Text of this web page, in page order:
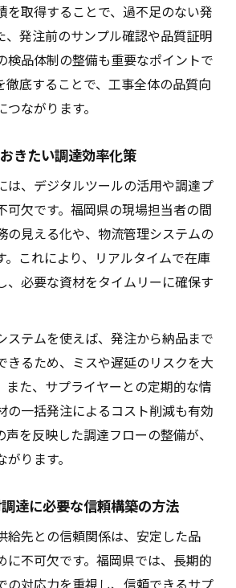
材調達課題の見極め方
の声を活かす調達改善への工夫
工事資材調達の課題別解決ポイン
ケーション強化で乗り越える調達
を取得することで、過不足のない発
、発注前のサンプル確認や品質証明
検品体制の整備も重要なポイントで
徹底することで、工事全体の品質向
ながります。
きたい調達効率化策
は、デジタルツールの活用や調達プ
可欠です。福岡県の現場担当者の間
の見える化や、物流管理システムの
。これにより、リアルタイムで在庫
、必要な資材をタイムリーに確保す
ステムを使えば、発注から納品まで
きるため、ミスや遅延のリスクを大
また、サプライヤーとの定期的な情
の一括発注によるコスト削減も有効
を反映した調達フローの整備が、
ります。
達に必要な信頼構築の方法
給先との信頼関係は、安定した品
に不可欠です。福岡県では、長期的
の対応力を重視し、信頼できるサプ